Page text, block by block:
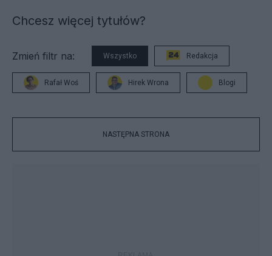
Chcesz więcej tytułów?
Zmień filtr na: Wszystko Redakcja
Rafał Woś Hirek Wrona Blogi
NASTĘPNA STRONA